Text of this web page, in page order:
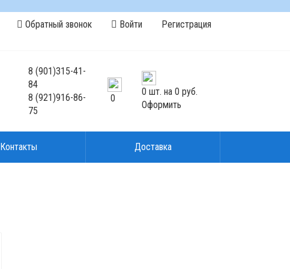
Обратный звонок Войти Регистрация
8(901)315-41-
84
8(921)916-86-
75
0
0 шт. на 0 руб.
Оформить
Контакты Доставка